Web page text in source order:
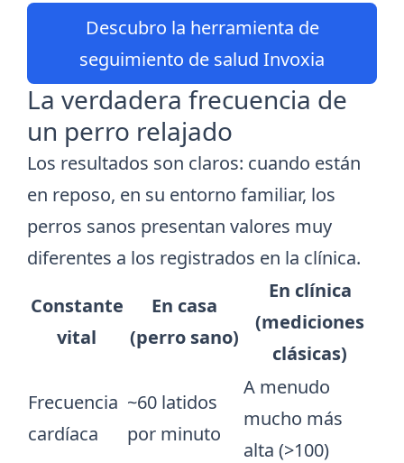
Descubro la herramienta de
seguimiento de salud Invoxia
La verdadera frecuencia de
un perro relajado
Los resultados son claros: cuando están
en reposo, en su entorno familiar, los
perros sanos presentan valores muy
diferentes a los registrados en la clínica.
Constante
vital
En casa
(perro sano)
En clínica
(mediciones
clásicas)
Frecuencia
cardíaca
~60 latidos
por minuto
A menudo
mucho más
alta (>100)